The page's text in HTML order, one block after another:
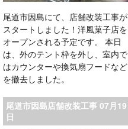
尾道市因島にて、店舗改装工事が
スタートしました！洋風菓子店を
オープンされる予定です。 本日
は、外のテント枠を外し、室内で
はカウンターや換気扇フードなど
を撤去しました。
尾道市因島店舗改装工事 07月19
日